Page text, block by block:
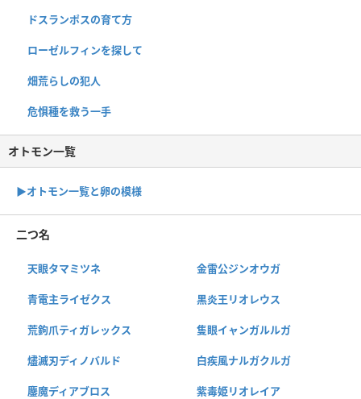
ドスランポスの育て方
ローゼルフィンを探して
畑荒らしの犯人
危惧種を救う一手
オトモン一覧
▶︎オトモン一覧と卵の模様
二つ名
天眼タマミツネ 金雷公ジンオウガ
青電主ライゼクス 黒炎王リオレウス
荒鉤爪ティガレックス 隻眼イャンガルルガ
燼滅刃ディノバルド 白疾風ナルガクルガ
鏖魔ディアブロス 紫毒姫リオレイア